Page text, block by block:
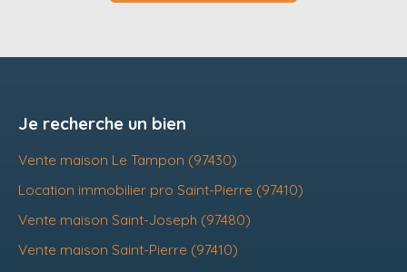
Je recherche un bien
Vente maison Le Tampon (97430)
Location immobilier pro Saint-Pierre (97410)
Vente maison Saint-Joseph (97480)
Vente maison Saint-Pierre (97410)